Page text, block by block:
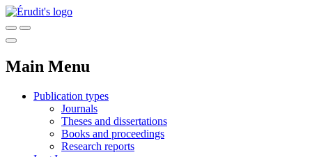
Main Menu
Publication types
Journals
Theses and dissertations
Books and proceedings
Research reports